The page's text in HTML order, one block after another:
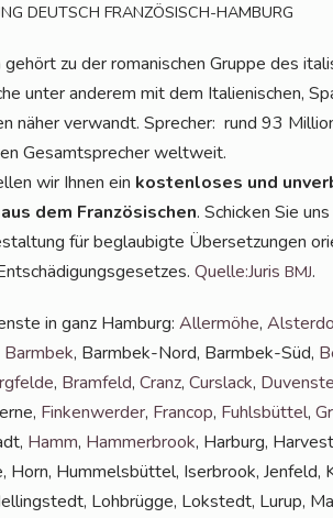
DEUTSCH FRANZÖSISCH-HAMBURG
gehört zu der roma­ni­schen Grup­pe des
unter ande­rem mit dem Ita­lie­ni­schen,
näher ver­wandt. Spre­cher: rund 93
Gesamt­spre­cher weltweit.
wir Ihnen ein kos­ten­lo­ses und
dem Fran­zö­si­schen. Schi­cken Sie
für beglau­big­te Über­set­zun­gen
Quelle:Juris BMJ.
in ganz Ham­burg: Aller­mö­he,
Barm­bek, Barm­bek-Nord, Barm­bek-Süd,
, Bramfeld, Cranz, Curs­lack,
Fin­ken­wer­der, Fran­cop, Fuhls­büt­tel,
Hamm, Ham­mer­brook, Har­burg,
Horn, Hum­mels­büt­tel, Iser­brook, Jen­feld,
Loh­brüg­ge, Lok­stedt, Lurup,